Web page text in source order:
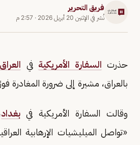
فريق التحرير
نُشر في الإثنين 20 أبريل 2026 · 2:57 م
حذرت السفارة الأمريكية في العراق
بالعراق، مشيرة إلى ضرورة المغادرة
وقالت السفارة الأمريكية فيبغداد
«تواصل الميليشيات الإرهابية